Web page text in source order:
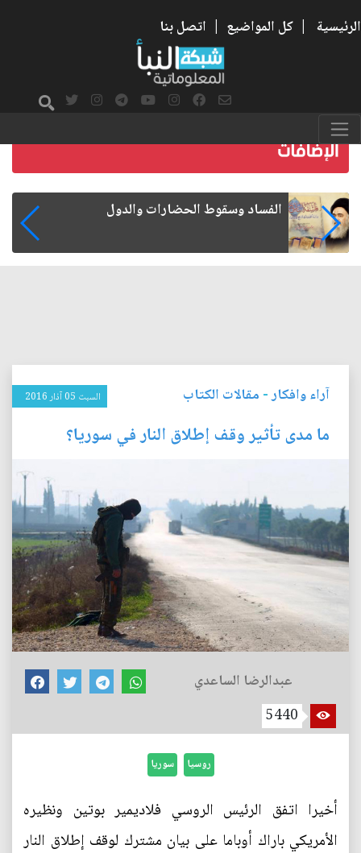
الرئيسية | كل المواضيع | اتصل بنا
رواتب الموظفين على صفيح ساخن
آراء وافكار- مقالات الكتاب السبت 05 آذار 2016
ما مدى تأثير وقف إطلاق النار في سوريا؟
عبدالرضا الساعدي
5440
روسيا سوريا
أخيرا اتفق الرئيس الروسي فلاديمير بوتين ونظيره
الأمريكي باراك أوباما على بيان مشترك لوقف إطلاق النار